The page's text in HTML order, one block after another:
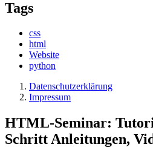
Tags
css
html
Website
python
Datenschutzerklärung
Impressum
HTML-Seminar:
Schritt Anleitungen,